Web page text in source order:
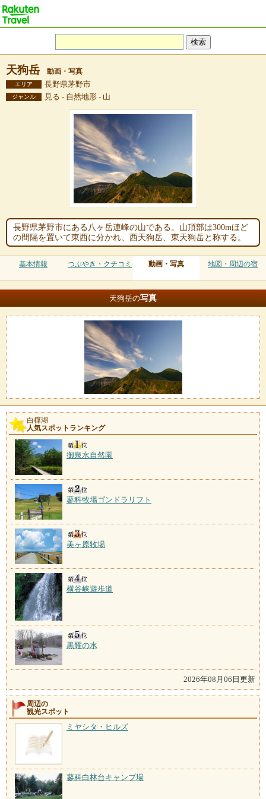
天狗岳 動画・写真
エリア 長野県茅野市
ジャンル 見る - 自然地形 - 山
長野県茅野市にある八ヶ岳連峰の山である。山頂部は300mほど
の間隔を置いて東西に分かれ、西天狗岳、東天狗岳と称する。
基本情報 つぶやき・クチコミ 動画・写真 地図・周辺の宿
天狗岳の写真
白樺湖
人気スポットランキング
御泉水自然園
蓼科牧場ゴンドラリフト
美ヶ原牧場
横谷峡遊歩道
黒耀の水
2026年08月06日更新
周辺の
観光スポット
ミヤシタ・ヒルズ
蓼科白林台キャンプ場